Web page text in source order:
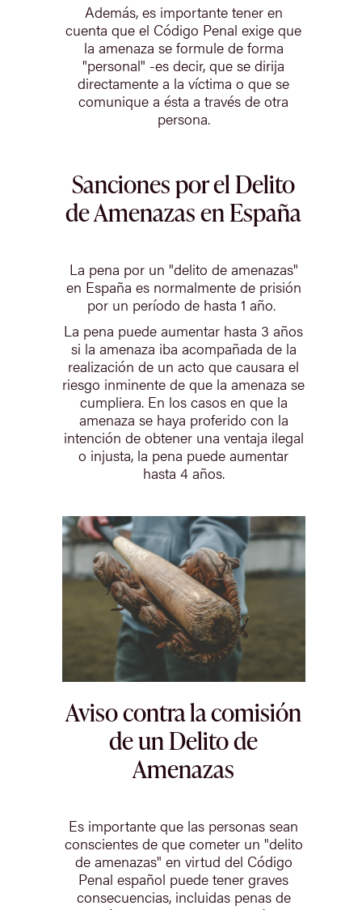
Además, es importante tener en
cuenta que el Código Penal exige que
la amenaza se formule de forma
"personal" -es decir, que se dirija
directamente a la víctima o que se
comunique a ésta a través de otra
persona.
Sanciones por el Delito
de Amenazas en España
La pena por un "delito de amenazas"
en España es normalmente de prisión
por un período de hasta 1 año.
La pena puede aumentar hasta 3 años
si la amenaza iba acompañada de la
realización de un acto que causara el
riesgo inminente de que la amenaza se
cumpliera. En los casos en que la
amenaza se haya proferido con la
intención de obtener una ventaja ilegal
o injusta, la pena puede aumentar
hasta 4 años.
Aviso contra la comisión
de un Delito de
Amenazas
Es importante que las personas sean
conscientes de que cometer un "delito
de amenazas" en virtud del Código
Penal español puede tener graves
consecuencias, incluidas penas de